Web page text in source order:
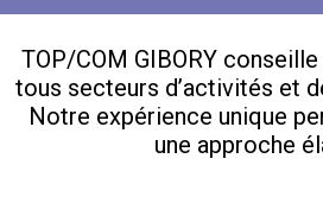
TOP/COM GIBORY
tous secteurs d’activités et
Notre expérience unique
une approche